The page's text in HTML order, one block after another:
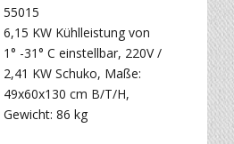
55015
6,15 KW Kühlleistung von
1° -31° C einstellbar, 220V /
2,41 KW Schuko, Maße:
49x60x130 cm B/T/H,
Gewicht: 86 kg